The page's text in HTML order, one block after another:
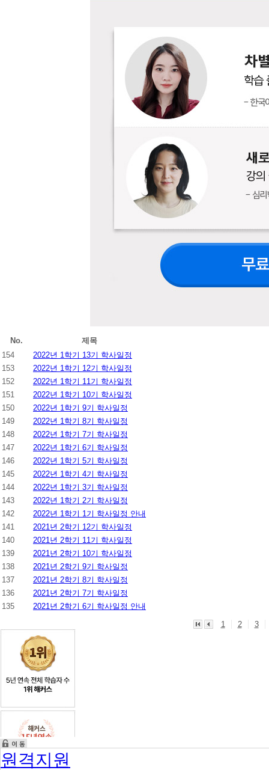
No.
제목
154
2022년 1학기 13기 학사일정
153
2022년 1학기 12기 학사일정
152
2022년 1학기 11기 학사일정
151
2022년 1학기 10기 학사일정
150
2022년 1학기 9기 학사일정
149
2022년 1학기 8기 학사일정
148
2022년 1학기 7기 학사일정
147
2022년 1학기 6기 학사일정
146
2022년 1학기 5기 학사일정
145
2022년 1학기 4기 학사일정
144
2022년 1학기 3기 학사일정
143
2022년 1학기 2기 학사일정
142
2022년 1학기 1기 학사일정 안내
141
2021년 2학기 12기 학사일정
140
2021년 2학기 11기 학사일정
139
2021년 2학기 10기 학사일정
138
2021년 2학기 9기 학사일정
137
2021년 2학기 8기 학사일정
136
2021년 2학기 7기 학사일정
135
2021년 2학기 6기 학사일정 안내
1
2 3
원격지원